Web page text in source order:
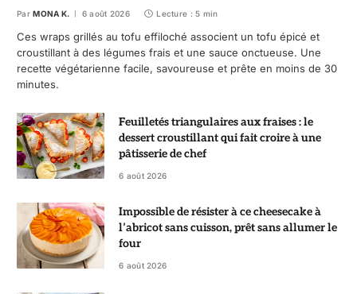
Par MONA K. 6 août 2026 Lecture : 5 min
Ces wraps grillés au tofu effiloché associent un tofu épicé et
croustillant à des légumes frais et une sauce onctueuse. Une
recette végétarienne facile, savoureuse et prête en moins de 30
minutes.
Feuilletés triangulaires aux fraises : le
dessert croustillant qui fait croire à une
pâtisserie de chef
6 août 2026
Impossible de résister à ce cheesecake à
l’abricot sans cuisson, prêt sans allumer le
four
6 août 2026